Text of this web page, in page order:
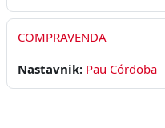
COMPRAVENDA
Nastavnik: Pau Córdoba